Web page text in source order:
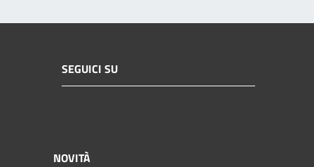
SEGUICI SU
NOVITÀ